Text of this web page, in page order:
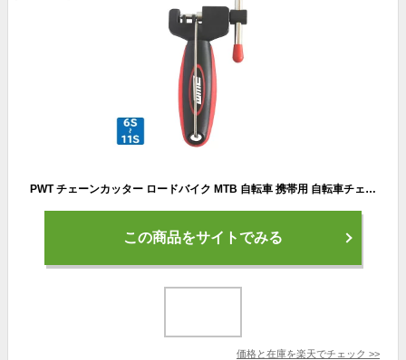
PWT チェーンカッター ロードバイク MTB 自転車 携帯用 自転車チェーンカッター チェーンフック シマノHG6～11速、UG/IG カンパニョーロ10速対応 BT-15R
この商品をサイトでみる
価格と在庫を楽天でチェック >>